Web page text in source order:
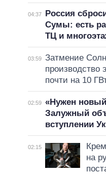
04:37
Россия
Сумы: есть
ТЦ и
03:59 Затмение
производство
почти на 10
02:59 «Нужен
Залужный
вступлении
02:15
на